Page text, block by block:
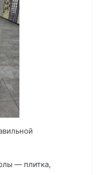
— плитка,